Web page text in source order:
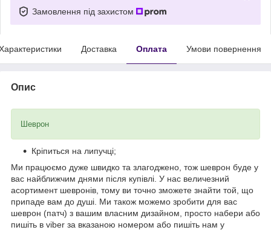
Замовлення під захистом
Доставка Оплата Умови повернення
Опис
Шеврон
Кріпиться на липучці;
Ми працюємо дуже швидко та злагоджено, тож шеврон буде у
вас найближчим днями після купівлі. У нас величезний
асортимент шевронів, тому ви точно зможете знайти той, що
припаде вам до душі. Ми також можемо зробити для вас
шеврон (патч) з вашим власним дизайном, просто набери або
пишіть в viber за вказаною номером або пишіть нам у